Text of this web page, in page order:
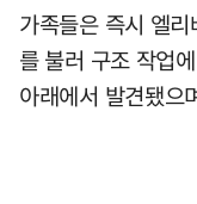
가족들은 즉시 엘
를 불러 구조 작업
아래에서 발견됐으